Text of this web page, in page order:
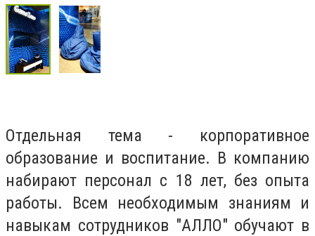
Отдельная тема - корпоративное
образование и воспитание. В компанию
набирают персонал с 18 лет, без опыта
работы. Всем необходимым знаниям и
навыкам сотрудников "АЛЛО" обучают в